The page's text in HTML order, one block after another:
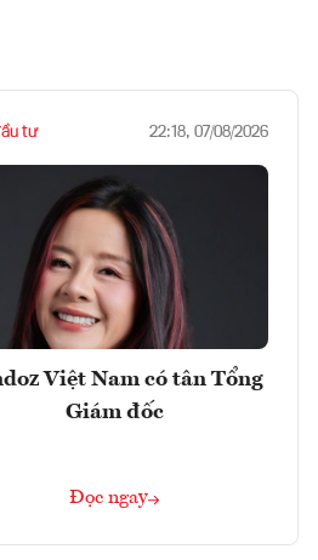
tư 22:18, 07/08/2026
Việt Nam có tân Tổng
Giám đốc
Đọc ngay